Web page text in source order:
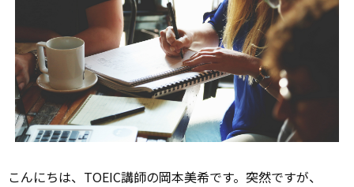
こんにちは、TOEIC講師の岡本美希です。突然ですが、